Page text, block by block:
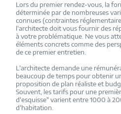
Lors du premier rendez-vous, la
déterminée par de nombreuses
connues (contraintes
l'architecte doit vous fournir des
à votre problématique. Ne vous
éléments concrets comme des
de ce premier entretien.
L'architecte demande une
beaucoup de temps pour obtenir
proposition de plan réaliste et
Souvent, les tarifs pour une
d'esquisse" varient entre 1000 à
d'habitation.